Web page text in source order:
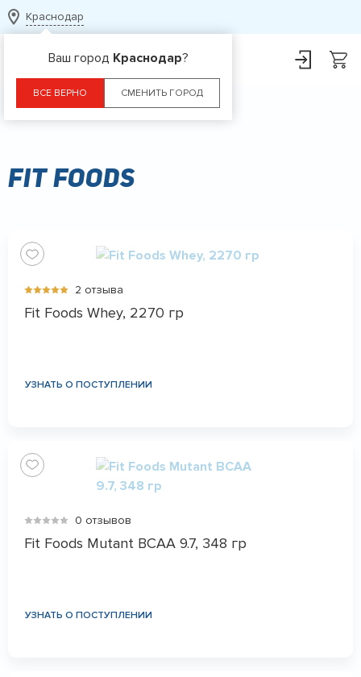
Краснодар
Ваш город Краснодар?
ВСЕ ВЕРНО СМЕНИТЬ ГОРОД
Fit Foods
2 отзыва
Fit Foods Whey, 2270 гр
УЗНАТЬ О ПОСТУПЛЕНИИ
0 отзывов
Fit Foods Mutant BCAA 9.7, 348 гр
УЗНАТЬ О ПОСТУПЛЕНИИ